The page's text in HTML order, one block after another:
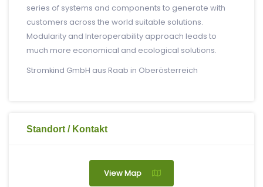
series of systems and components to generate with
customers across the world suitable solutions.
Modularity and Interoperability approach leads to
much more economical and ecological solutions.
Stromkind GmbH aus Raab in Oberösterreich
Standort / Kontakt
View Map